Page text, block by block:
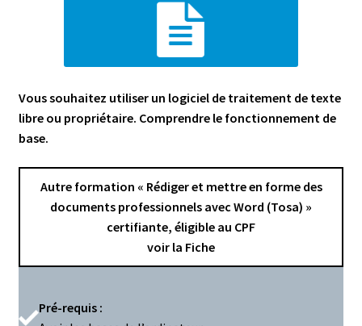
Vous souhaitez utiliser un logiciel de traitement de texte
libre ou propriétaire. Comprendre le fonctionnement de
base.
Autre formation « Rédiger et mettre en forme des
documents professionnels avec Word (Tosa) »
certifiante, éligible au CPF
voir la Fiche
Pré-requis :